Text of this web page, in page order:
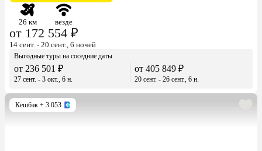
26 км везде
от 172 554 ₽
14 сент. - 20 сент., 6 ночей
Выгодные туры на соседние даты
от 236 501 ₽
27 сент. - 3 окт., 6 н.
от 405 849 ₽
20 сент. - 26 сент., 6 н.
Кешбэк + 3 053